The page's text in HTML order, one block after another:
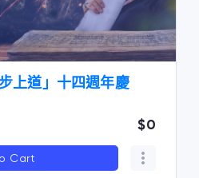
上道」十四週年慶
$0
Cart